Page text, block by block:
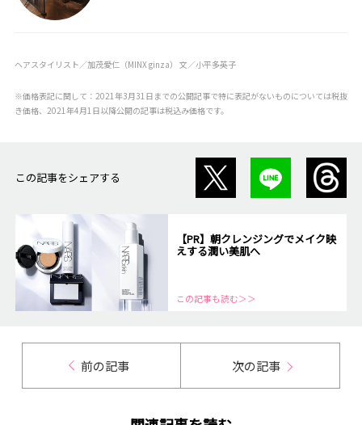
ヘアスタイリスト／加茂愛仁（MINX ginza） 文／小平多英子
※価格表記に関して：2021年3月31日までの公開記事で特に表記がないものについては税抜
き価格、2021年4月1日以降公開の記事は税込み価格です。
この記事をシェアする
【PR】朝クレンジングでメイク映
えする潤い美肌へ
この記事も読む＞＞
前の記事 次の記事